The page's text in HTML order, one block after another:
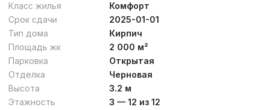
Класс жилья
Комфорт
Срок сдачи
2025-01-01
Тип дома
Кирпич
Площадь жк
2 000 м²
Парковка
Открытая
Отделка
Черновая
Высота
3.2 м
Этажность
3 — 12 из 12